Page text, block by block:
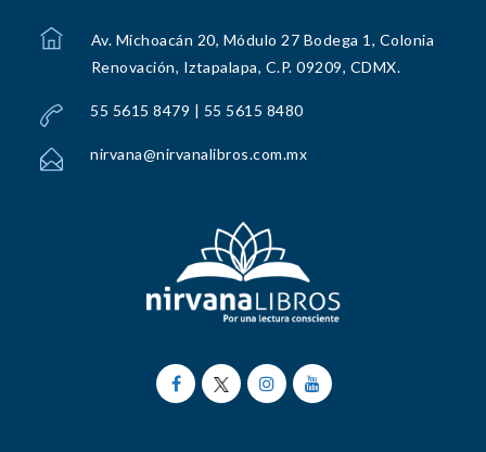
Av. Michoacán 20, Módulo 27 Bodega 1, Colonia
Renovación, Iztapalapa, C.P. 09209, CDMX.
55 5615 8479 | 55 5615 8480
nirvana@nirvanalibros.com.mx